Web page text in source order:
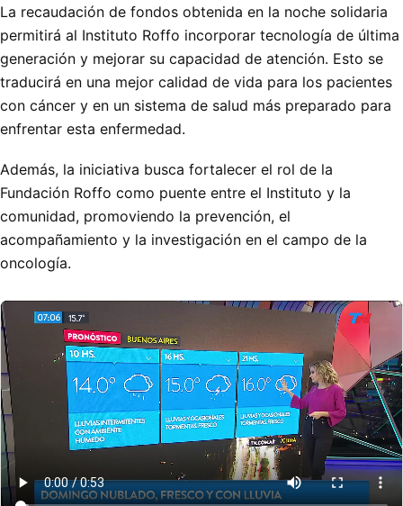
La recaudación de fondos obtenida en la noche solidaria
permitirá al Instituto Roffo incorporar tecnología de última
generación y mejorar su capacidad de atención. Esto se
traducirá en una mejor calidad de vida para los pacientes
con cáncer y en un sistema de salud más preparado para
enfrentar esta enfermedad.
Además, la iniciativa busca fortalecer el rol de la
Fundación Roffo como puente entre el Instituto y la
comunidad, promoviendo la prevención, el
acompañamiento y la investigación en el campo de la
oncología.